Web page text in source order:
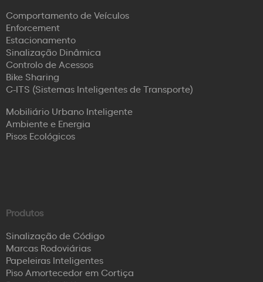
Comportamento de Veículos
Enforcement
Estacionamento
Sinalização Dinâmica
Controlo de Acessos
Bike Sharing
C-ITS (Sistemas Inteligentes de Transporte)
Mobiliário Urbano Inteligente
Ambiente e Energia
Pisos Ecológicos
Produtos
Sinalização de Código
Marcas Rodoviárias
Papeleiras Inteligentes
Piso Amortecedor em Cortiça